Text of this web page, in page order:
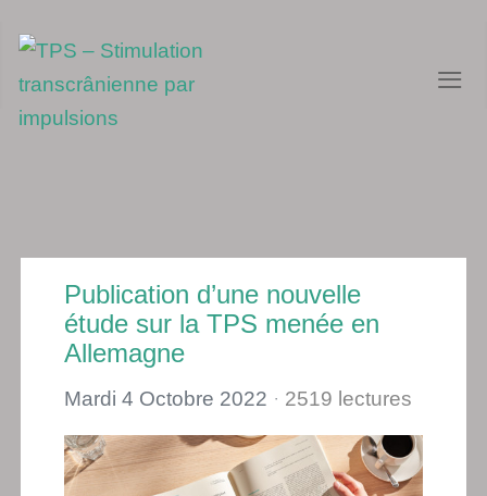
≡
Publication d’une nouvelle
étude sur la TPS menée en
Allemagne
Mardi 4 Octobre 2022 2519 lectures